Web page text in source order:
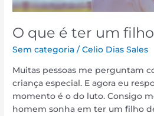
O que é ter um
Sem categoria /Celio Dias Sales
Muitas pessoas me perguntam
criança especial. E agora eu
momento é o do luto. Consigo
homem sonha em ter um filho
filho
especial